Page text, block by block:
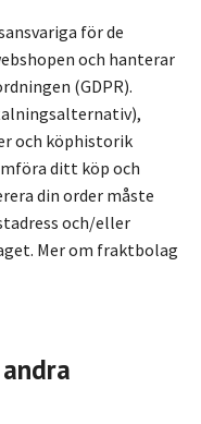
för de
och hanterar
(GDPR).
och köphistorik
ditt köp och
din order måste
och/eller
Mer om fraktbolag